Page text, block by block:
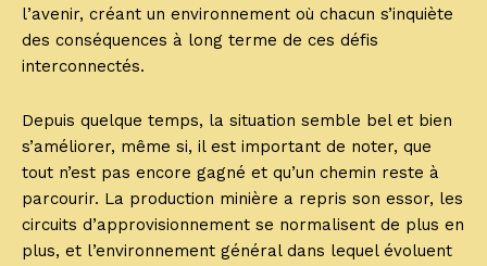
l’avenir, créant un environnement où chacun s’inquiète
des conséquences à long terme de ces défis
interconnectés.
Depuis quelque temps, la situation semble bel et bien
s’améliorer, même si, il est important de noter, que
tout n’est pas encore gagné et qu’un chemin reste à
parcourir. La production minière a repris son essor, les
circuits d’approvisionnement se normalisent de plus en
plus, et l’environnement général dans lequel évoluent